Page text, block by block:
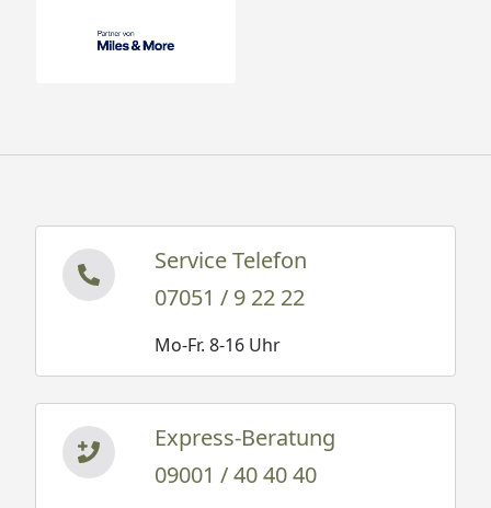
Service Telefon
07051 / 9 22 22
Mo-Fr. 8-16 Uhr
Express-Beratung
09001 / 40 40 40